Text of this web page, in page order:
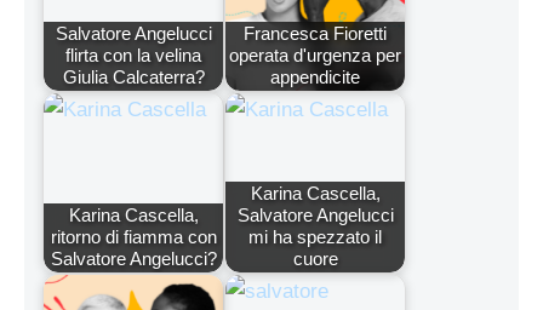
Salvatore Angelucci
flirta con la velina
Giulia Calcaterra?
Francesca Fioretti
operata d'urgenza per
appendicite
Karina Cascella,
ritorno di fiamma con
Salvatore Angelucci?
Karina Cascella,
Salvatore Angelucci
mi ha spezzato il
cuore